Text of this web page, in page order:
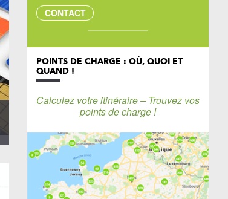
CONTACT
POINTS DE CHARGE : OÙ, QUOI ET
QUAND !
Calculez votre itinéraire – Trouvez vos
points de charge !